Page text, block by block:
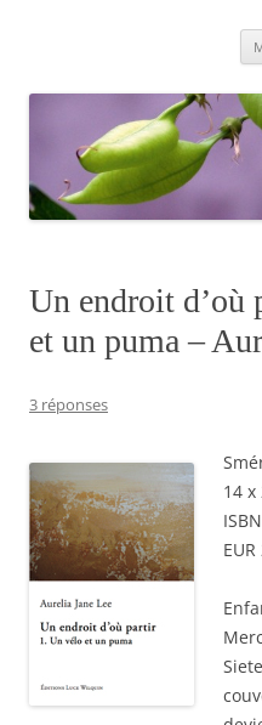
Un endroit d’où
et un puma –
3 réponses
14 x